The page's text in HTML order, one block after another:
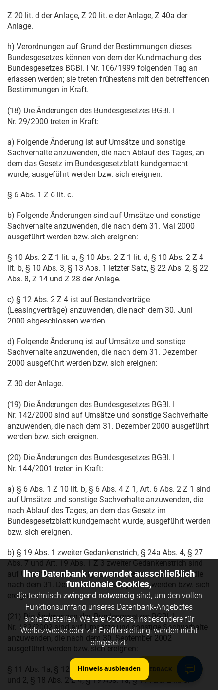
FEEDBACK
Z 20 lit. d der Anlage, Z 20 lit. e der Anlage, Z 40a der
Anlage.
h) Verordnungen auf Grund der Bestimmungen dieses
Bundesgesetzes können von dem der Kundmachung des
Bundesgesetzes BGBl. I Nr. 106/1999 folgenden Tag an
erlassen werden; sie treten frühestens mit den betreffenden
Bestimmungen in Kraft.
(18) Die Änderungen des Bundesgesetzes BGBl. I
Nr. 29/2000 treten in Kraft:
a) Folgende Änderung ist auf Umsätze und sonstige
Sachverhalte anzuwenden, die nach Ablauf des Tages, an
dem das Gesetz im Bundesgesetzblatt kundgemacht
wurde, ausgeführt werden bzw. sich ereignen:
§ 6 Abs. 1 Z 6 lit. c.
b) Folgende Änderungen sind auf Umsätze und sonstige
Sachverhalte anzuwenden, die nach dem 31. Mai 2000
ausgeführt werden bzw. sich ereignen:
§ 10 Abs. 2 Z 1 lit. a, § 10 Abs. 2 Z 1 lit. d, § 10 Abs. 2 Z 4
lit. b, § 10 Abs. 3, § 13 Abs. 1 letzter Satz, § 22 Abs. 2, § 22
Abs. 8, Z 14 und Z 28 der Anlage.
c) § 12 Abs. 2 Z 4 ist auf Bestandverträge
(Leasingverträge) anzuwenden, die nach dem 30. Juni
2000 abgeschlossen werden.
d) Folgende Änderung ist auf Umsätze und sonstige
Sachverhalte anzuwenden, die nach dem 31. Dezember
2000 ausgeführt werden bzw. sich ereignen:
Z 30 der Anlage.
(19) Die Änderungen des Bundesgesetzes BGBl. I
Nr. 142/2000 sind auf Umsätze und sonstige Sachverhalte
anzuwenden, die nach dem 31. Dezember 2000 ausgeführt
werden bzw. sich ereignen.
(20) Die Änderungen des Bundesgesetzes BGBl. I
Nr. 144/2001 treten in Kraft:
a) § 6 Abs. 1 Z 10 lit. b, § 6 Abs. 4 Z 1, Art. 6 Abs. 2 Z 1 sind
auf Umsätze und sonstige Sachverhalte anzuwenden, die
nach Ablauf des Tages, an dem das Gesetz im
Bundesgesetzblatt kundgemacht wurde, ausgeführt werden
bzw. sich ereignen.
b) § 19 Abs. 1 zweiter Gedankenstrich, § 24a Abs. 4, § 27
Abs. 7 und Art. 19 Abs. 1 Z 3 zweiter Gedankenstrich sind
auf Umsätze und sonstige Sachverhalte anzuwenden, die
nach dem 31. Dezember 2001ausgeführt werden bzw. sich
ereignen.
(21) Die Änderungen des Bundesgesetzes BGBl. I
Nr. 132/2002 sind auf Umsätze und sonstige Sachverhalte
anzuwenden, die nach dem 30. September 2002
ausgeführt werden bzw. sich ereignen:
§ 11 Abs. 1a, § 12 Abs. 1 Z 3 erster Satz, § 18 Abs. 2 Z 1
und 2, § 18 Abs. 2 Z 4, § 19 Abs. 1a, § 19 Abs. 2 lit. b.
Ihre Datenbank verwendet ausschließlich
funktionale Cookies,
die technisch zwingend notwendig sind, um den vollen
Funktionsumfang unseres Datenbank-Angebotes
sicherzustellen. Weitere Cookies, insbesondere für
Werbezwecke oder zur Profilerstellung, werden nicht
eingesetzt.
Hinweis ausblenden